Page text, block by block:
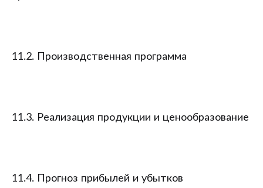
11.2. Производственная программа
11.3. Реализация продукции и ценообразование
11.4. Прогноз прибылей и убытков